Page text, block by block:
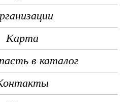
Карта
в каталог